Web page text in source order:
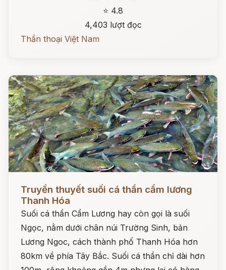
⭐ 4.8
4,403 lượt đọc
Thần thoại Việt Nam
Đọc ngay
Truyền thuyết suối cá thần cẩm lương
Thanh Hóa
Suối cá thần Cẩm Lương hay còn gọi là suối
Ngọc, nằm dưới chân núi Trường Sinh, bản
Lương Ngoc, cách thành phố Thanh Hóa hơn
80km về phía Tây Bắc. Suối cá thần chỉ dài hơn